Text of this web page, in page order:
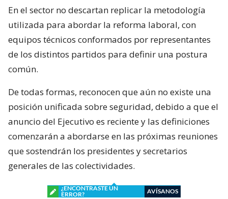
En el sector no descartan replicar la metodología
utilizada para abordar la reforma laboral, con
equipos técnicos conformados por representantes
de los distintos partidos para definir una postura
común.
De todas formas, reconocen que aún no existe una
posición unificada sobre seguridad, debido a que el
anuncio del Ejecutivo es reciente y las definiciones
comenzarán a abordarse en las próximas reuniones
que sostendrán los presidentes y secretarios
generales de las colectividades.
¿ENCONTRASTE UN
ERROR?
AVÍSANOS